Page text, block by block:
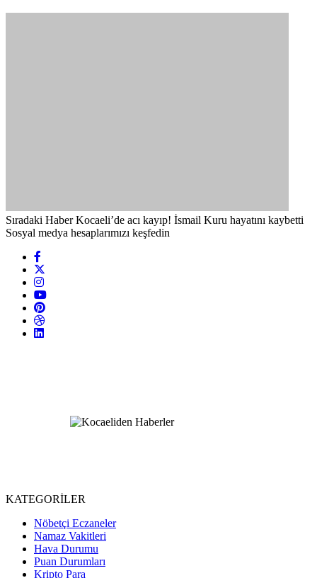
Sıradaki Haber Kocaeli’de acı kayıp! İsmail Kuru hayatını kaybetti
Sosyal medya hesaplarımızı keşfedin
KATEGORİLER
Nöbetçi Eczaneler
Namaz Vakitleri
Hava Durumu
Puan Durumları
Kripto Para